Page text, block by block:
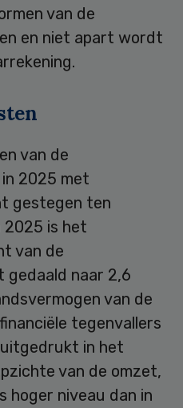
van de
en niet apart wordt
van de
2025 met
gestegen ten
2025 is het
van de
naar 2,6
van de
tegenvallers
in het
van de omzet,
hoger niveau dan in